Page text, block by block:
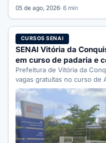
05 de ago, 2026· 6 min
CURSOS SENAI
SENAI Vitória da
em curso de padaria e
Prefeitura de Vitória da
vagas gratuitas no curso de